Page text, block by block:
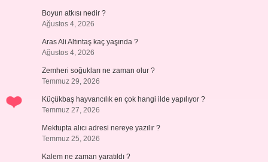
Boyun atkısı nedir ?
Ağustos 4, 2026
Aras Ali Altıntaş kaç yaşında ?
Ağustos 4, 2026
Zemheri soğukları ne zaman olur ?
Temmuz 29, 2026
Küçükbaş hayvancılık en çok hangi ilde yapılıyor ?
Temmuz 27, 2026
Mektupta alıcı adresi nereye yazılır ?
Temmuz 25, 2026
Kalem ne zaman yaratıldı ?